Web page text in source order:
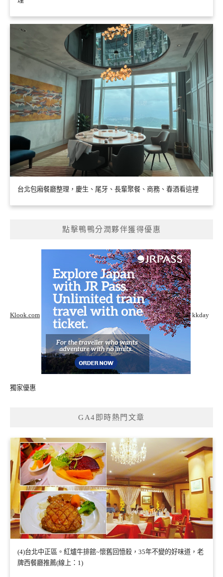
台北包廂餐廳整理，慶生、尾牙、長輩聚餐、商務、春酒看這裡
點擊鴨鴨分潤夥伴獲得優惠
Klook.com kkday
獨家優惠
GA4即時熱門文章
(4)台北中正區。紅爐牛排館~懷舊回憶殺，35年不變的好味道，老
牌西餐廳推薦(線上：1)